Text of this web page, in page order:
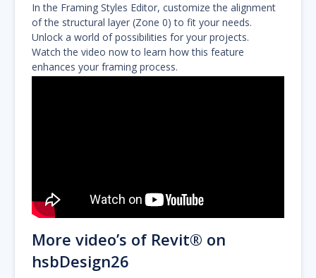
In the Framing Styles Editor, customize the alignment
of the structural layer (Zone 0) to fit your needs.
Unlock a world of possibilities for your projects.
Watch the video now to learn how this feature
enhances your framing process.
More video’s of Revit® on
hsbDesign26